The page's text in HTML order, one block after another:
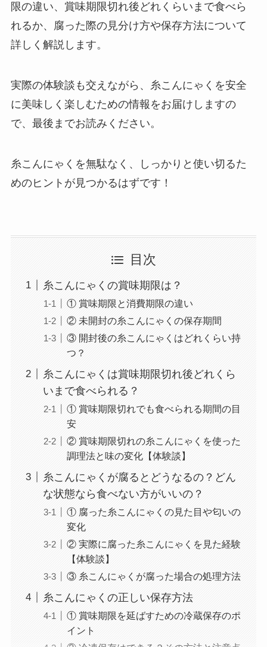
限の違い、賞味期限切れ後どれくらいまで食べら
れるか、腐った際の見分け方や保存方法について
詳しく解説します。
実際の体験談も交えながら、糸こんにゃくを安全
に美味しく楽しむための情報をお届けしますの
で、最後までお読みください。
糸こんにゃくを無駄なく、しっかりと使い切るた
めのヒントが見つかるはずです！
目次
糸こんにゃくの賞味期限は？
① 賞味期限と消費期限の違い
② 未開封の糸こんにゃくの保存期間
③ 開封後の糸こんにゃくはどれくらい持
つ？
糸こんにゃくは賞味期限切れ後どれくら
いまで食べられる？
① 賞味期限切れでも食べられる期間の目
安
② 賞味期限切れの糸こんにゃくを使った
調理法と味の変化【体験談】
糸こんにゃくが腐るとどうなるの？どん
な状態なら食べない方がいいの？
① 腐った糸こんにゃくの見た目や匂いの
変化
② 実際に腐った糸こんにゃくを見た経験
【体験談】
③ 糸こんにゃくが腐った場合の処理方法
糸こんにゃくの正しい保存方法
① 賞味期限を延ばすための冷蔵保存のポ
イント